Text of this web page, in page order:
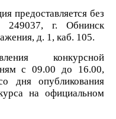
предоставляется без
249037, г. Обнинск
д. 1, каб. 105.
конкурсной
с 09.00 до 16.00,
дня опубликования
на официальном